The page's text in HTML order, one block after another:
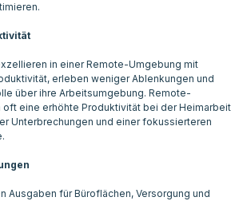
in einer Remote-Umgebung mit
erleben weniger Ablenkungen und
über ihre Arbeitsumgebung. Remote-
oft eine erhöhte Produktivität bei der Heimarbeit
Unterbrechungen und einer fokussierteren
Ausgaben für Büroflächen, Versorgung und